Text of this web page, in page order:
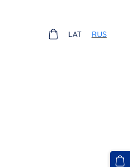
LAT RUS